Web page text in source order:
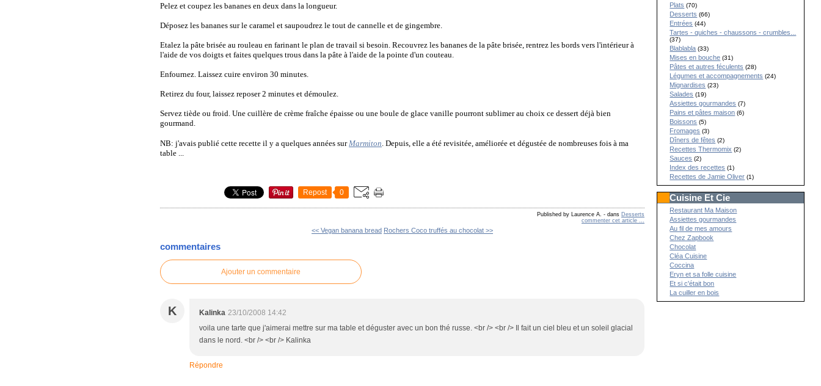
Pelez et coupez les bananes en deux dans la longueur.
Déposez les bananes sur le caramel et saupoudrez le tout de cannelle et de gingembre.
Etalez la pâte brisée au rouleau en farinant le plan de travail si besoin. Recouvrez les bananes de la pâte brisée, rentrez les bords vers l'intérieur à
l'aide de vos doigts et faites quelques trous dans la pâte à l'aide de la pointe d'un couteau.
Enfournez. Laissez cuire environ 30 minutes.
Retirez du four, laissez reposer 2 minutes et démoulez.
Servez tiède ou froid. Une cuillère de crème fraîche épaisse ou une boule de glace vanille pourront sublimer au choix ce dessert déjà bien
gourmand.
NB: j'avais publié cette recette il y a quelques années sur Marmiton . Depuis, elle a été revisitée, améliorée et dégustée de nombreuses fois à ma
table ...
Repost 0
Published by Laurence A. - dans Desserts
commenter cet article
<< Vegan banana bread Rochers Coco truffés au chocolat >>
commentaires
Ajouter un commentaire
K Kalinka 23/10/2008 14:42
voila une tarte que j'aimerai mettre sur ma table et déguster avec un bon thé russe. <br /> <br /> Il fait un ciel bleu et un soleil glacial
dans le nord. <br /> <br /> Kalinka
Répondre
Plats (70)
Desserts (66)
Entrées (44)
Tartes - quiches - chaussons - crumbles...
(37)
Blablabla (33)
Mises en bouche (31)
Pâtes et autres féculents (28)
Légumes et accompagnements (24)
Mignardises (23)
Salades (19)
Assiettes gourmandes (7)
Pains et pâtes maison (6)
Boissons (5)
Fromages (3)
Dîners de fêtes (2)
Recettes Thermomix (2)
Sauces (2)
Index des recettes (1)
Recettes de Jamie Oliver (1)
Cuisine Et Cie
Restaurant Ma Maison
Assiettes gourmandes
Au fil de mes amours
Chez Zapbook
Chocolat
Cléa Cuisine
Coccina
Eryn et sa folle cuisine
Et si c'était bon
La cuiller en bois